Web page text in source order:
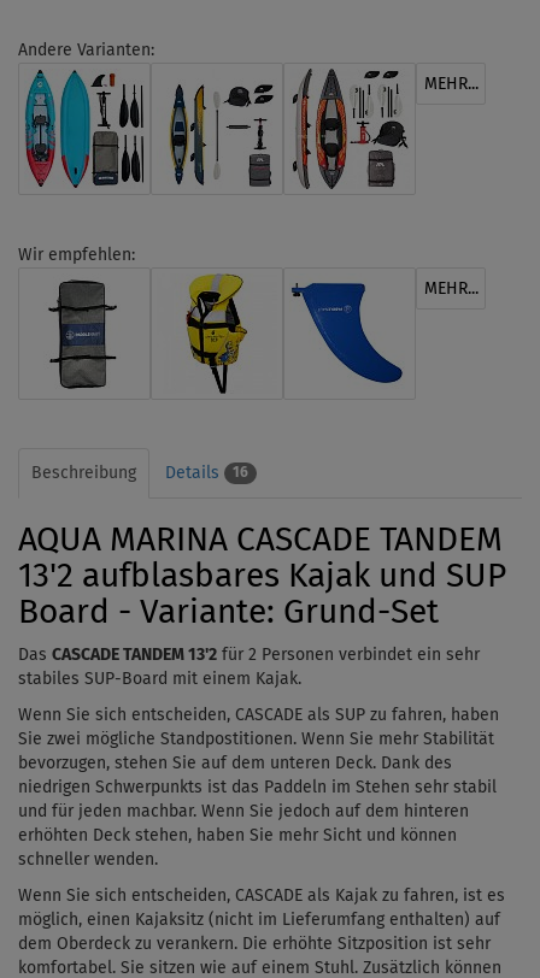
Andere Varianten:
MEHR...
Wir empfehlen:
MEHR...
Beschreibung Details 16
AQUA MARINA CASCADE TANDEM
13'2 aufblasbares Kajak und SUP
Board - Variante: Grund-Set
Das CASCADE TANDEM 13'2 für 2 Personen verbindet ein sehr
stabiles SUP-Board mit einem Kajak.
Wenn Sie sich entscheiden, CASCADE als SUP zu fahren, haben
Sie zwei mögliche Standpostitionen. Wenn Sie mehr Stabilität
bevorzugen, stehen Sie auf dem unteren Deck. Dank des
niedrigen Schwerpunkts ist das Paddeln im Stehen sehr stabil
und für jeden machbar. Wenn Sie jedoch auf dem hinteren
erhöhten Deck stehen, haben Sie mehr Sicht und können
schneller wenden.
Wenn Sie sich entscheiden, CASCADE als Kajak zu fahren, ist es
möglich, einen Kajaksitz (nicht im Lieferumfang enthalten) auf
dem Oberdeck zu verankern. Die erhöhte Sitzposition ist sehr
komfortabel. Sie sitzen wie auf einem Stuhl. Zusätzlich können